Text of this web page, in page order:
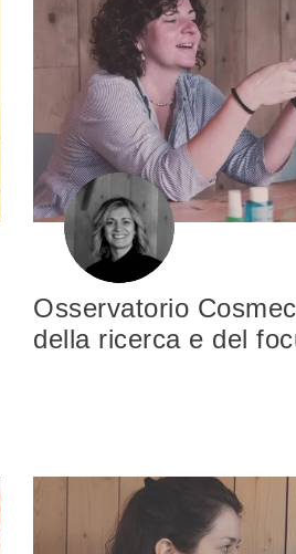
Osservatorio
della ricerca e del